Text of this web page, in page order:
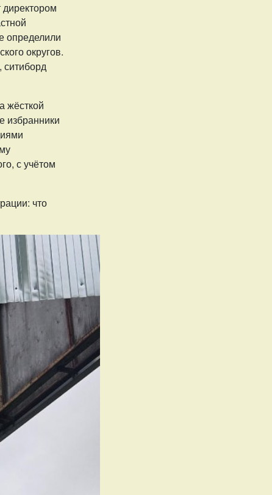
определили
округов.
ситиборд
жёсткой
избранники
с учётом
что